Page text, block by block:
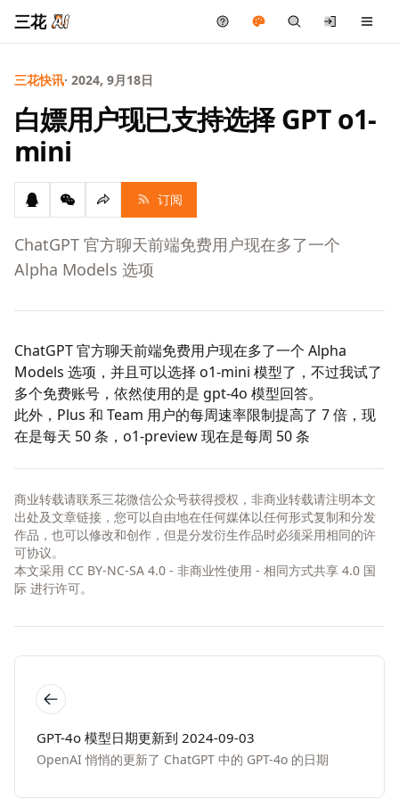
三花
三花快讯· 2024, 9月18日
白嫖用户现已支持选择 GPT o1-
mini
订阅
ChatGPT 官方聊天前端免费用户现在多了一个
Alpha Models 选项
ChatGPT 官方聊天前端免费用户现在多了一个 Alpha
Models 选项，并且可以选择 o1-mini 模型了，不过我试了
多个免费账号，依然使用的是 gpt-4o 模型回答。
此外，Plus 和 Team 用户的每周速率限制提高了 7 倍，现
在是每天 50 条，o1-preview 现在是每周 50 条
商业转载请联系三花微信公众号获得授权，非商业转载请注明本文
出处及文章链接，您可以自由地在任何媒体以任何形式复制和分发
作品，也可以修改和创作，但是分发衍生作品时必须采用相同的许
可协议。
本文采用 CC BY-NC-SA 4.0 - 非商业性使用 - 相同方式共享 4.0 国
际 进行许可。
GPT-4o 模型日期更新到 2024-09-03
OpenAI 悄悄的更新了 ChatGPT 中的 GPT-4o 的日期